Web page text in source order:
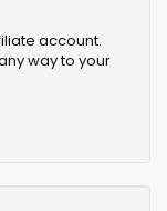
account.
way to your